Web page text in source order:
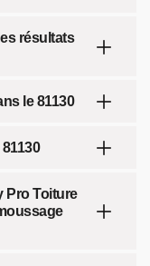
résultats
le 81130
Pro Toiture